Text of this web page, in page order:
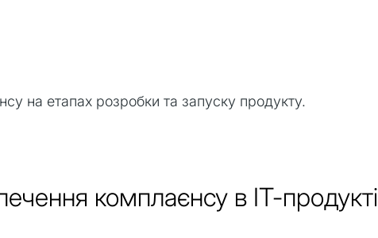
на етапах розробки та запуску продукту.
комплаєнсу в ІТ-продукті